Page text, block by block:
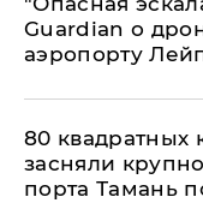
Guardian о
аэропорту
80 квадратных
засняли
порта Тамань